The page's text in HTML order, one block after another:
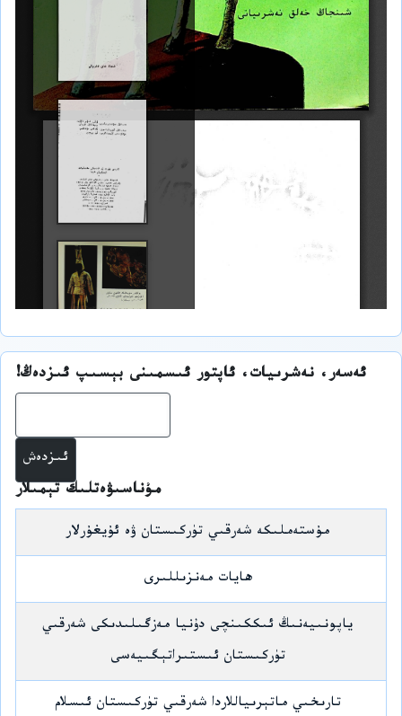
ئەسەر، نەشرىيات، ئاپتور ئىسمىنى بېسىپ ئىزدەڭ!
مۇناسىۋەتلىك تېمىلار
مۇستەملىكە شەرقىي تۈركىستان ۋە ئۇيغۇرلار
ھايات مەنزىللىرى
ياپونىيەنىڭ ئىككىنچى دۇنيا مەزگىلىدىكى شەرقىي
تۈركىستان ئىستىراتېگىيەسى
تارىخىي ماتېرىياللاردا شەرقىي تۈركىستان ئىسلام